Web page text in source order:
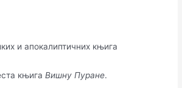
и апокалиптичних књига
књигаВишну Пуране.